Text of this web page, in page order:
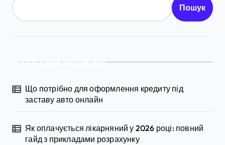
Пошук
Останні публікації
Що потрібно для оформлення кредиту під
заставу авто онлайн
Як оплачується лікарняний у 2026 році: повний
гайд з прикладами розрахунку